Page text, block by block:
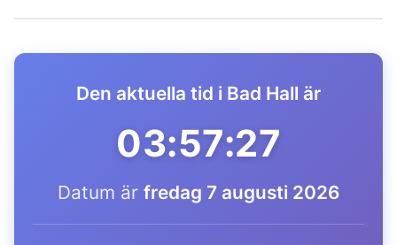
Den aktuella tid i Bad Hall är
03:57:27
Datum är fredag 7 augusti 2026